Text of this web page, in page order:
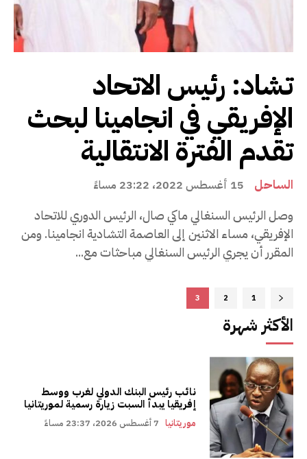
تشاد: رئيس الاتحاد
الإفريقي في انجامينا لبحث
تقدم الفترة الانتقالية
الساحل 15 أغسطس 2022، 23:22 مساءً
وصل الرئيس السنغالي ماكي صال، الرئيس الدوري للاتحاد
الإفريقي، مساء الاثنين إلى العاصمة التشادية انجامينا. ومن
المقرر أن يجري الرئيس السنغالي مباحثات مع...
1
2
3
الأكثر شهرة
نائب رئيس البنك الدولي لغرب ووسط
إفريقيا يبدأ السبت زيارة رسمية لموريتانيا
موريتانيا 7 أغسطس 2026، 23:37 مساءً